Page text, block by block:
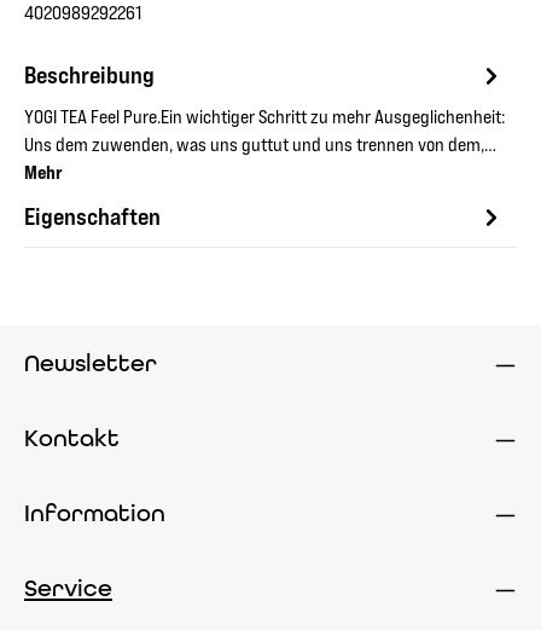
4020989292261
Beschreibung
YOGI TEA Feel Pure.Ein wichtiger Schritt zu mehr Ausgeglichenheit:
Uns dem zuwenden, was uns guttut und uns trennen von dem,…
Mehr
Eigenschaften
Newsletter
Kontakt
Information
Service